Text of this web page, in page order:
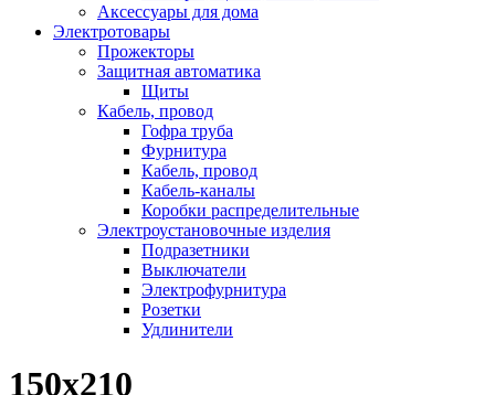
Аксессуары для дома
Электротовары
Прожекторы
Защитная автоматика
Щиты
Кабель, провод
Гофра труба
Фурнитура
Кабель, провод
Кабель-каналы
Коробки распределительные
Электроустановочные изделия
Подразетники
Выключатели
Электрофурнитура
Розетки
Удлинители
150х210